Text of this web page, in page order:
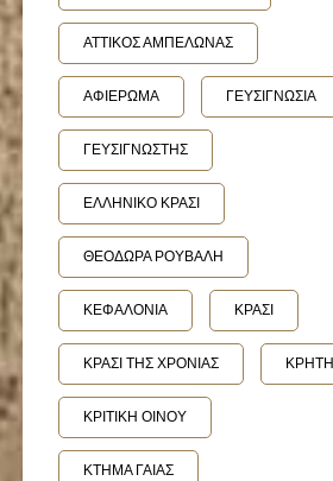
ΑΤΤΙΚΟΣ ΑΜΠΕΛΩΝΑΣ
ΑΦΙΕΡΩΜΑ ΓΕΥΣΙΓΝΩΣΙΑ
ΓΕΥΣΙΓΝΩΣΤΗΣ
ΕΛΛΗΝΙΚΟ ΚΡΑΣΙ
ΘΕΟΔΩΡΑ ΡΟΥΒΑΛΗ
ΚΕΦΑΛΟΝΙΑ ΚΡΑΣΙ
ΚΡΑΣΙ ΤΗΣ ΧΡΟΝΙΑΣ ΚΡΗΤΗ
ΚΡΙΤΙΚΗ ΟΙΝΟΥ
ΚΤΗΜΑ ΓΑΙΑΣ